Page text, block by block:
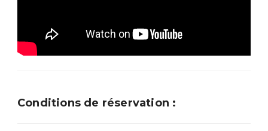
Conditions de réservation :